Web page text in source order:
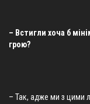
– Встигли хоча б
грою?
– Так, адже ми з цими